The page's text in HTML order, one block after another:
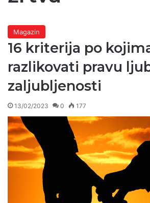
Magazin
16 kriterija po
razlikovati pravu
zaljubljenosti
13/02/2023 0 177